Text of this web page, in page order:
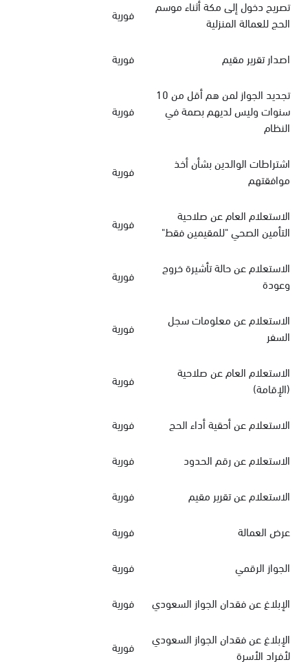
تصريح دخول إلى مكة أثناء موسم
الحج للعمالة المنزلية
فورية
اصدار تقرير مقيم
فورية
تجديد الجواز لمن هم أقل من 10
سنوات وليس لديهم بصمة في
النظام
فورية
اشتراطات الوالدين بشأن أخذ
موافقتهم
فورية
الاستعلام العام عن صلاحية
التأمين الصحي "للمقيمين فقط"
فورية
الاستعلام عن حالة تأشيرة خروج
وعودة
فورية
الاستعلام عن معلومات سجل
السفر
فورية
الاستعلام العام عن صلاحية
(الإقامة)
فورية
الاستعلام عن أحقية أداء الحج
فورية
الاستعلام عن رقم الحدود
فورية
الاستعلام عن تقرير مقيم
فورية
عرض العمالة
فورية
الجواز الرقمي
فورية
الإبلاغ عن فقدان الجواز السعودي
فورية
الإبلاغ عن فقدان الجواز السعودي
لأفراد الأسرة
فورية